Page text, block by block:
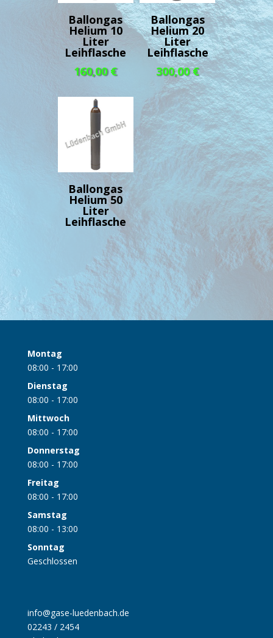
Ballongas
Helium 10
Liter
Leihflasche
160,00€
Ballongas
Helium 20
Liter
Leihflasche
300,00€
Ballongas
Helium 50
Liter
Leihflasche
Montag
08:00 - 17:00
Dienstag
08:00 - 17:00
Mittwoch
08:00 - 17:00
Donnerstag
08:00 - 17:00
Freitag
08:00 - 17:00
Samstag
08:00 - 13:00
Sonntag
Geschlossen
info@gase-luedenbach.de
02243 / 2454